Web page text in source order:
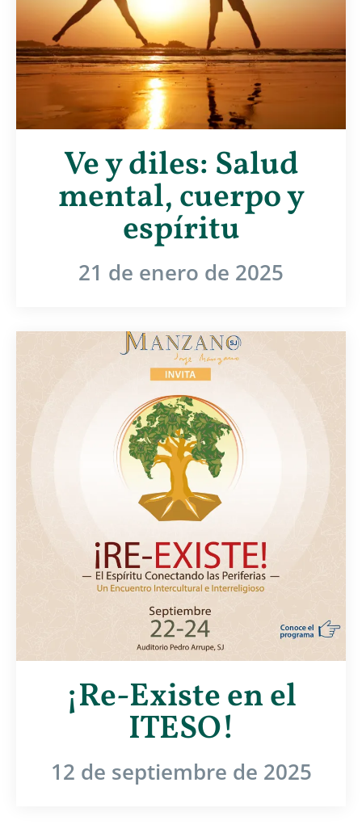
Ve y diles: Salud
mental, cuerpo y
espíritu
21 de enero de 2025
¡Re-Existe en el
ITESO!
12 de septiembre de 2025